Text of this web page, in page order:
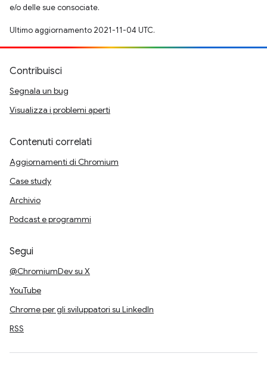
e/o delle sue consociate.
Ultimo aggiornamento 2021-11-04 UTC.
Contribuisci
Segnala un bug
Visualizza i problemi aperti
Contenuti correlati
Aggiornamenti di Chromium
Case study
Archivio
Podcast e programmi
Segui
@ChromiumDev su X
YouTube
Chrome per gli sviluppatori su LinkedIn
RSS